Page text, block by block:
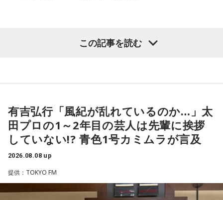
番組名：SPORTS BEAT supported by TOYOTA
放送日時：毎週土曜 10:00～10:50
パーソナリティ：藤木直人、高見侑里
番組Webサイト：https://www.tfm.co.jp/beat/
番組公式X：@SPORTSBEAT_TFM
ブラジル戦のときも「守ろう」という気持ちはなくても、ブ
だ、これは日本だけではなく、アルゼンチンと対戦したイン
グランドもそういう展開になったんですよ。サッカーってそ
ういうスポーツなんですよね。
つまり、ベンチから何か言っても（すぐに戦術を）変えられ
るほど簡単なスポーツではないんです。なぜならば、相手が
それに対してまた変化をしてくるから。だから“個”の力を高め
ね。
とがあると切り出し、「賞レースで結果を残していないコン
ビ、（芸歴18年目の）ぐりんぴーすがよく愚痴をこぼしてい
るのは、最近の後輩は挨拶をしてくれないんだって（笑）」
と暴露します。
有吉自身は、今では後輩から挨拶されないことがまったくな
いため分からないと前置きしつつ、「ぐりんぴーすがそう言
っていたから……その辺はどう？ 風紀が乱れているかどうか」
と質問します。
この記事を読む
有吉弘行「風紀が乱れているのか…」太
田プロの1～2年目の芸人は先輩に挨拶
していない!? 青色1号カミムラが言及
2026.08.08 up
提供：TOKYO FM